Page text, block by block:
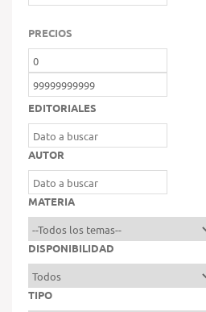
PRECIOS
EDITORIALES
AUTOR
MATERIA
DISPONIBILIDAD
TIPO